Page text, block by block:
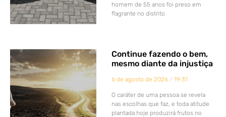
homem de 55 anos foi preso em
flagrante no distrito
Continue fazendo o bem,
mesmo diante da injustiça
6 de agosto de 2026 19:31
O caráter de uma pessoa se revela
nas escolhas que faz, e toda atitude
plantada hoje produzirá frutos no